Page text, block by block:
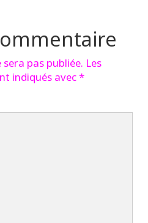
pas publiée. Les
indiqués avec*